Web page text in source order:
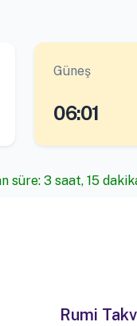
Güneş
06:01
süre: 3 saat, 15
Rumi